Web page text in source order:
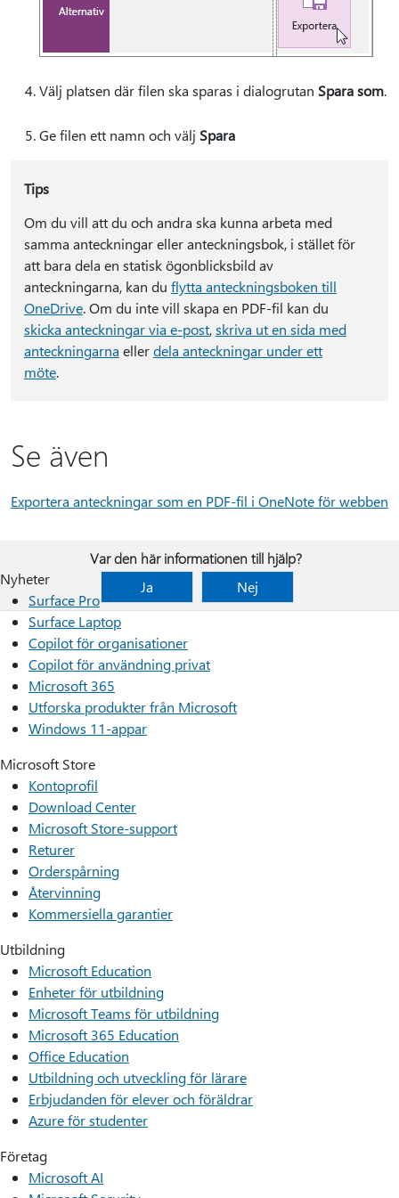
Välj platsen där filen ska sparas i dialogrutan Spara som.
Ge filen ett namn och välj Spara
Tips
Om du vill att du och andra ska kunna arbeta med
samma anteckningar eller anteckningsbok, i stället för
att bara dela en statisk ögonblicksbild av
anteckningarna, kan du flytta anteckningsboken till
OneDrive. Om du inte vill skapa en PDF-fil kan du
skicka anteckningar via e-post,skriva ut en sida med
anteckningarna ellerdela anteckningar under ett
möte.
Se även
Exportera anteckningar som en PDF-fil i OneNote för webben
Var den här informationen till hjälp?
Ja
Nej
Nyheter
Surface Pro
Surface Laptop
Copilot för organisationer
Copilot för användning privat
Microsoft 365
Utforska produkter från Microsoft
Windows 11-appar
Microsoft Store
Kontoprofil
Download Center
Microsoft Store-support
Returer
Orderspårning
Återvinning
Kommersiella garantier
Utbildning
Microsoft Education
Enheter för utbildning
Microsoft Teams för utbildning
Microsoft 365 Education
Office Education
Utbildning och utveckling för lärare
Erbjudanden för elever och föräldrar
Azure för studenter
Företag
Microsoft AI